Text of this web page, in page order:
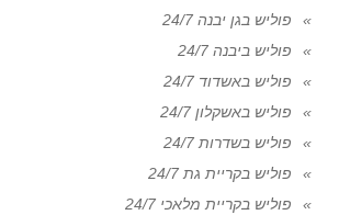
פוליש בגן יבנה 24/7
פוליש ביבנה 24/7
פוליש באשדוד 24/7
פוליש באשקלון 24/7
פוליש בשדרות 24/7
פוליש בקריית גת 24/7
פוליש בקריית מלאכי 24/7